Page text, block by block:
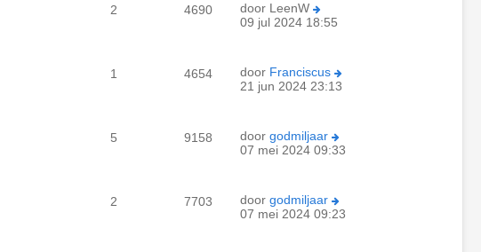
2 4690 door LeenW
09 jul 2024 18:55
1 4654 door Franciscus
21 jun 2024 23:13
5 9158 door godmiljaar
07 mei 2024 09:33
2 7703 door godmiljaar
07 mei 2024 09:23